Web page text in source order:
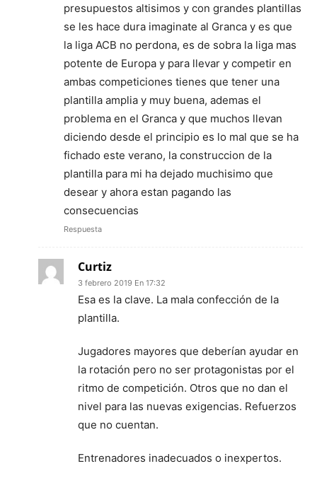
presupuestos altisimos y con grandes plantillas
se les hace dura imaginate al Granca y es que
la liga ACB no perdona, es de sobra la liga mas
potente de Europa y para llevar y competir en
ambas competiciones tienes que tener una
plantilla amplia y muy buena, ademas el
problema en el Granca y que muchos llevan
diciendo desde el principio es lo mal que se ha
fichado este verano, la construccion de la
plantilla para mi ha dejado muchisimo que
desear y ahora estan pagando las
consecuencias
Respuesta
Curtiz
3 febrero 2019 En 17:32
Esa es la clave. La mala confección de la
plantilla.
Jugadores mayores que deberían ayudar en
la rotación pero no ser protagonistas por el
ritmo de competición. Otros que no dan el
nivel para las nuevas exigencias. Refuerzos
que no cuentan.
Entrenadores inadecuados o inexpertos.